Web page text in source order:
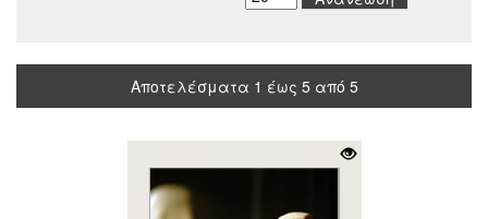
Αποτελέσματα 1 έως 5 από 5